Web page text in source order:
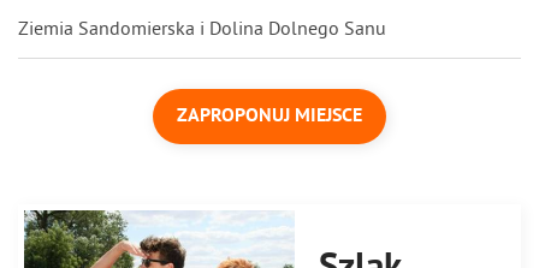
Ziemia Sandomierska i Dolina Dolnego Sanu
ZAPROPONUJ MIEJSCE